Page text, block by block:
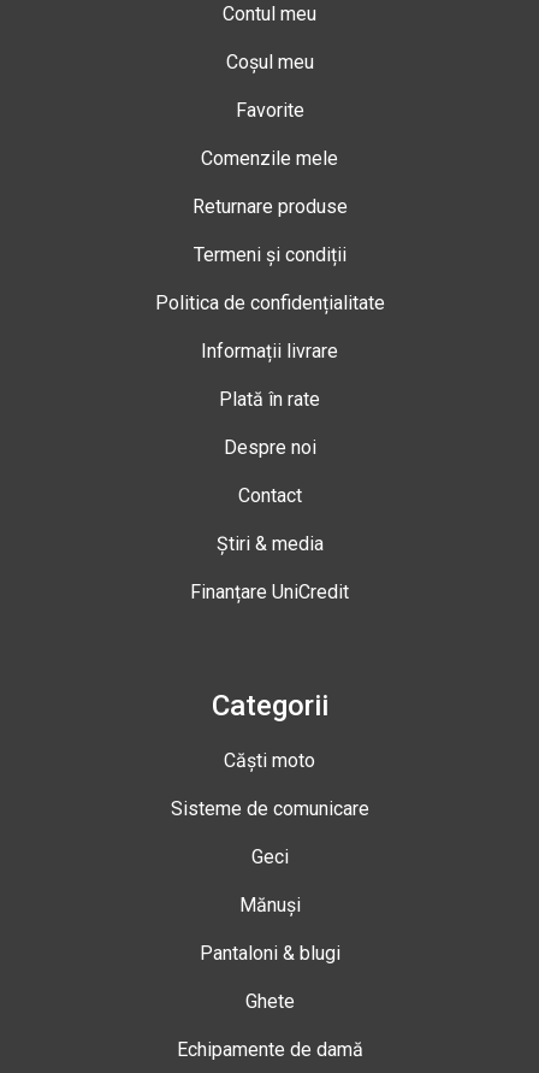
Contul meu
Coșul meu
Favorite
Comenzile mele
Returnare produse
Termeni și condiții
Politica de confidențialitate
Informații livrare
Plată în rate
Despre noi
Contact
Știri & media
Finanțare UniCredit
Categorii
Căști moto
Sisteme de comunicare
Geci
Mănuși
Pantaloni & blugi
Ghete
Echipamente de damă